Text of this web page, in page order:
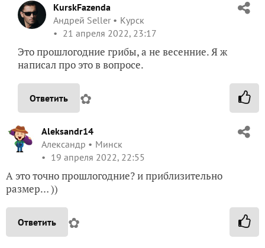
KurskFazenda
Андрей Seller
Курск
21 апреля 2022, 23:17
Это прошлогодние грибы, а не весенние. Я ж
написал про это в вопросе.
Ответить ✿
Aleksandr14
Александр
Минск
19 апреля 2022, 22:55
А это точно прошлогодние? и приблизительно
размер… ))
Ответить ✿